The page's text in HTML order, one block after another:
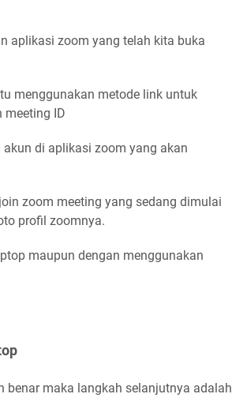
aplikasi zoom yang telah kita buka
menggunakan metode link untuk
meeting ID
di aplikasi zoom yang akan
zoom meeting yang sedang dimulai
profil zoomnya.
maupun dengan menggunakan
maka langkah selanjutnya adalah